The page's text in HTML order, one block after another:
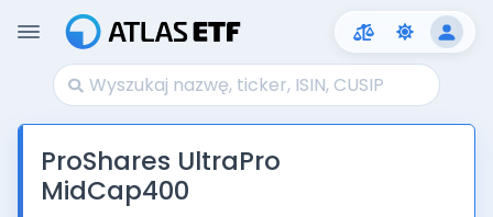
ProShares UltraPro
MidCap400